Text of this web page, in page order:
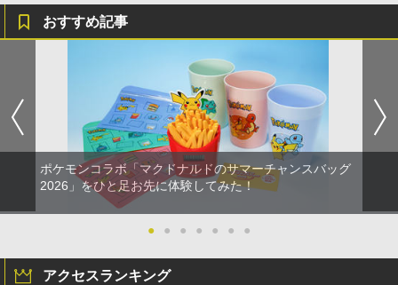
おすすめ記事
ポケモンコラボ「マクドナルドのサマーチャンスバッグ
2026」をひと足お先に体験してみた！
● ● ● ● ● ● ●
アクセスランキング